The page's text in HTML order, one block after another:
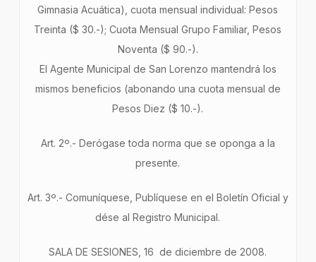
Gimnasia Acuática), cuota mensual individual: Pesos
Treinta ($ 30.-); Cuota Mensual Grupo Familiar, Pesos
Noventa ($ 90.-).
El Agente Municipal de San Lorenzo mantendrá los
mismos beneficios (abonando una cuota mensual de
Pesos Diez ($ 10.-).
Art. 2º.- Derógase toda norma que se oponga a la
presente.
Art. 3º.- Comuníquese, Publíquese en el Boletín Oficial y
dése al Registro Municipal.
SALA DE SESIONES, 16 de diciembre de 2008.